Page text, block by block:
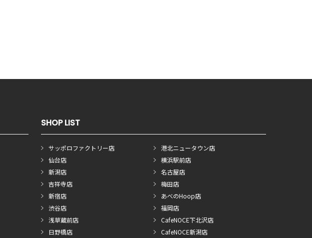
SHOP LIST
サッポロファクトリー店
仙台店
新潟店
吉祥寺店
新宿店
渋谷店
浅草蔵前店
日野橋店
港北ニュータウン店
横浜駅前店
名古屋店
梅田店
あべのHoop店
福岡店
CafeNOCE下北沢店
CafeNOCE新潟店